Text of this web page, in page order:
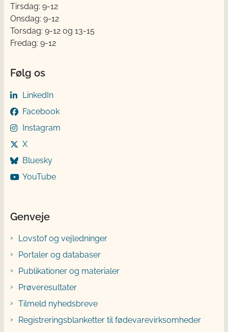
Tirsdag: 9-12
Onsdag: 9-12
Torsdag: 9-12 og 13-15
Fredag: 9-12
Følg os
LinkedIn
Facebook
Instagram
X
Bluesky
YouTube
Genveje
Lovstof og vejledninger
Portaler og databaser
Publikationer og materialer
Prøveresultater
Tilmeld nyhedsbreve
Registreringsblanketter til fødevarevirksomheder